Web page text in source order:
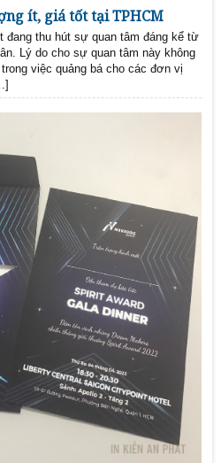
ít, giá tốt tại TPHCM
đang thu hút sự quan tâm đáng kể từ
Lý do cho sự quan tâm này không
việc quảng bá cho các đơn vị